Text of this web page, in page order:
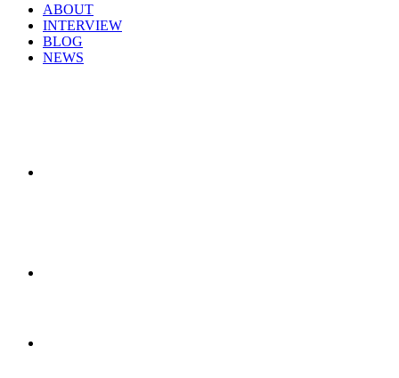
ABOUT
INTERVIEW
BLOG
NEWS